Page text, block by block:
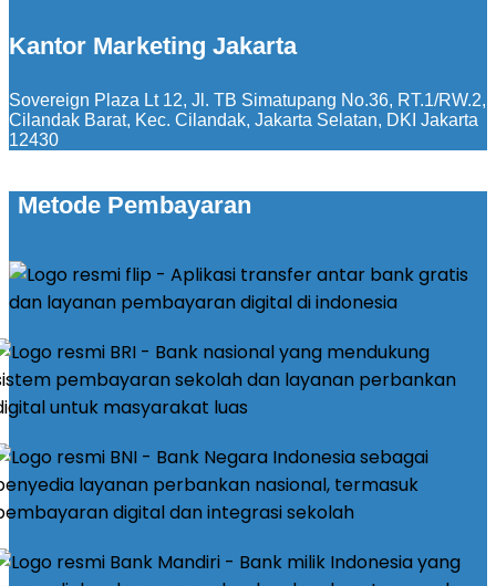
Kantor Marketing Jakarta
Sovereign Plaza Lt 12, Jl. TB Simatupang No.36, RT.1/RW.2,
Cilandak Barat, Kec. Cilandak, Jakarta Selatan, DKI Jakarta
12430
Metode Pembayaran